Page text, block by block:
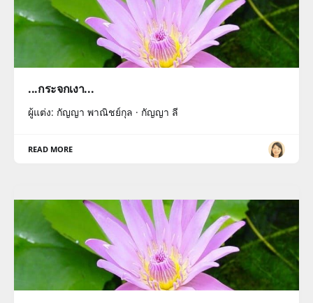
...กระจกเงา...
ผู้แต่ง: กัญญา พาณิชย์กุล · กัญญา ลี
READ MORE